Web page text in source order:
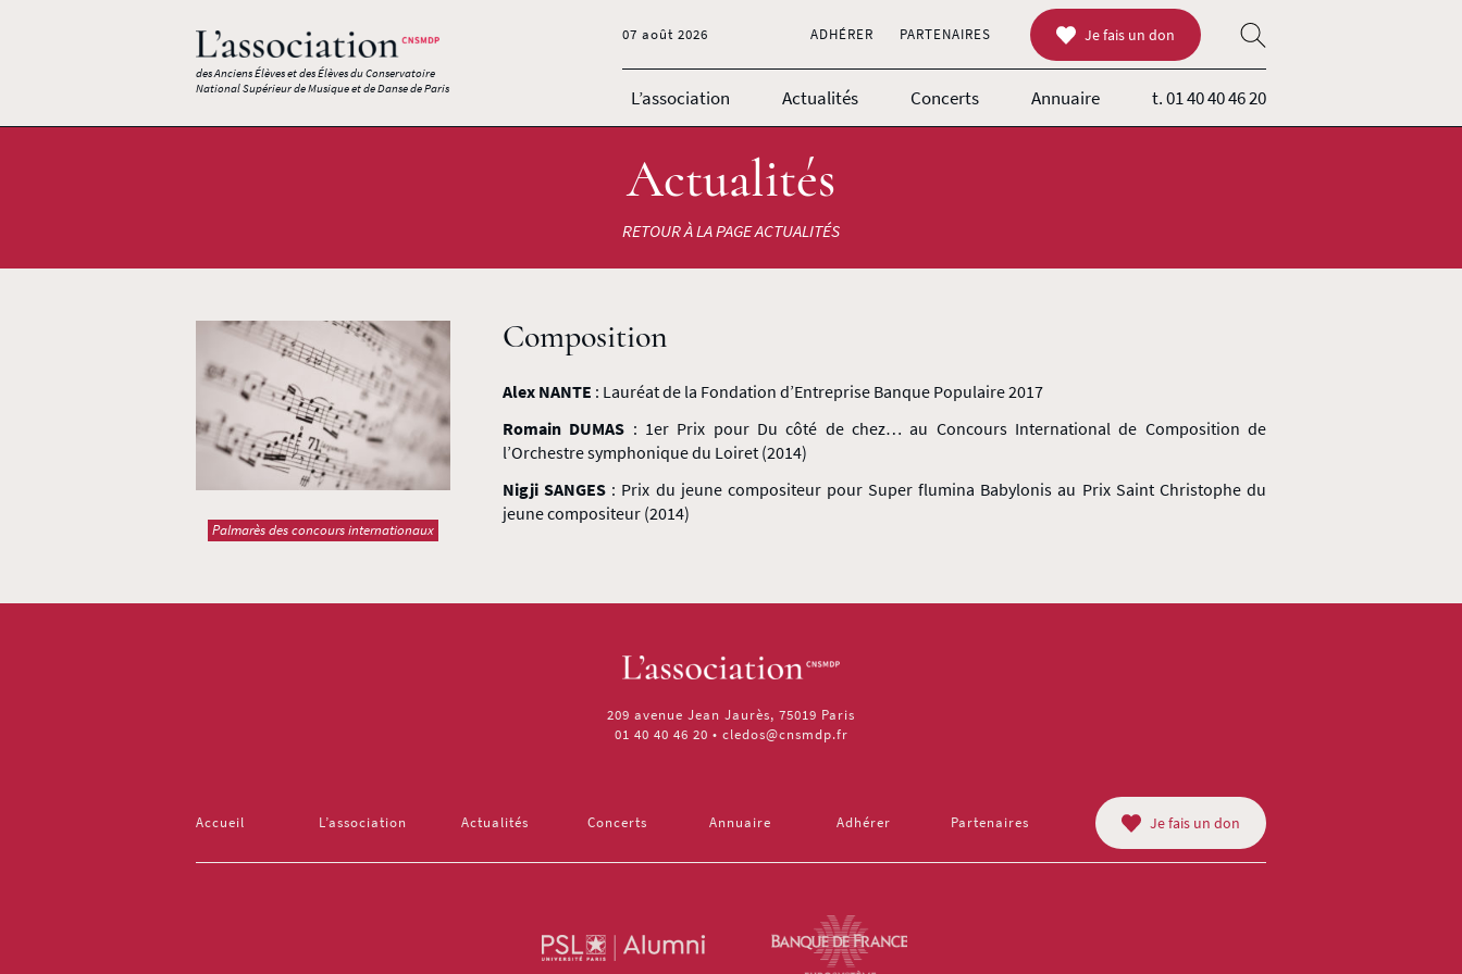
des Anciens Élèves et des Élèves du Conservatoire
National Supérieur de Musique et de Danse de Paris
L’association Actualités Concerts Annuaire t. 01 40 40 46 20
07 août 2026 ADHÉRER PARTENAIRES Je fais un don
Actualités
RETOUR À LA PAGE ACTUALITÉS
Palmarès des concours internationaux
Composition
Alex NANTE : Lauréat de la Fondation d’Entreprise Banque Populaire 2017
Romain DUMAS : 1er Prix pour Du côté de chez… au Concours International de Composition de
l’Orchestre symphonique du Loiret (2014)
Nigji SANGES : Prix du jeune compositeur pour Super flumina Babylonis au Prix Saint Christophe du
jeune compositeur (2014)
209 avenue Jean Jaurès, 75019 Paris
01 40 40 46 20 • cledos@cnsmdp.fr
Accueil L’association Actualités Concerts Annuaire Adhérer Partenaires Je fais un don